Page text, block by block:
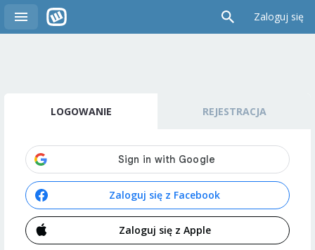
Zaloguj się
LOGOWANIE REJESTRACJA
Zaloguj się z Facebook
Zaloguj się z Apple